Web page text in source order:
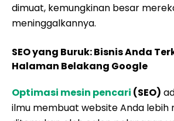
dimuat, kemungkinan besar
meninggalkannya.
SEO yang Buruk: Bisnis Anda
Halaman Belakang Google
Optimasi mesin pencari (SEO)
ilmu membuat website Anda lebih